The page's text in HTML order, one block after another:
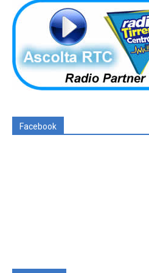
Facebook